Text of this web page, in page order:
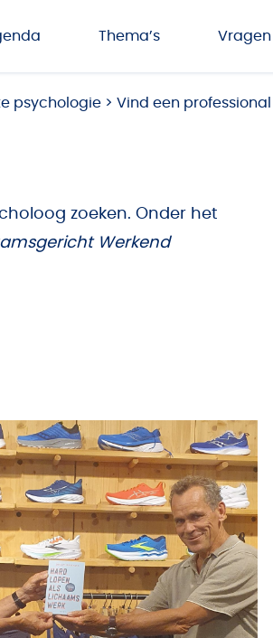
Thema’s Vragen
psychologie > Vind een professional
zoeken. Onder het
Werkend